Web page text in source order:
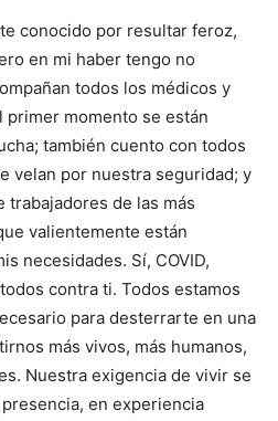
conocido por resultar feroz,
en mi haber tengo no
todos los médicos y
momento se están
también cuento con todos
velan por nuestra seguridad; y
trabajadores de las más
valientemente están
necesidades. Sí, COVID,
contra ti. Todos estamos
para desterrarte en una
más vivos, más humanos,
Nuestra exigencia de vivir se
en experiencia